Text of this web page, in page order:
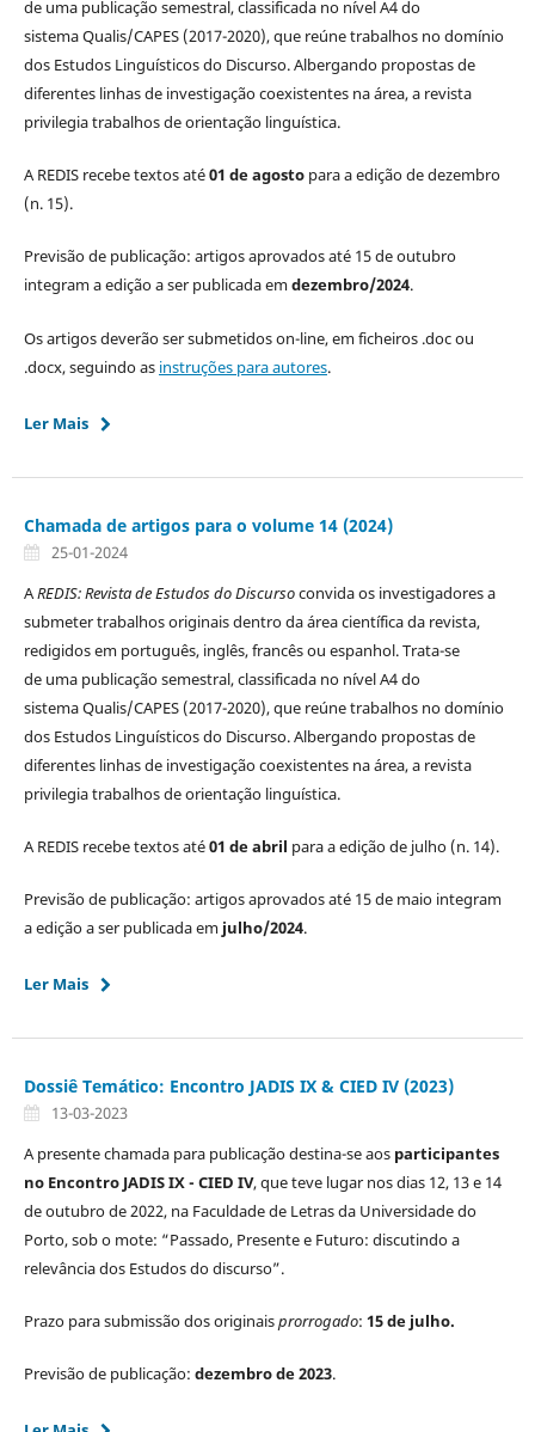
de uma publicação semestral, classificada no nível A4 do
sistema Qualis/CAPES (2017-2020), que reúne trabalhos no domínio
dos Estudos Linguísticos do Discurso. Albergando propostas de
diferentes linhas de investigação coexistentes na área, a revista
privilegia trabalhos de orientação linguística.
A REDIS recebe textos até01 de agostopara a edição de dezembro
(n. 15).
Previsão de publicação: artigos aprovados até 15 de outubro
integram a edição a ser publicada emdezembro/2024.
Os artigos deverão ser submetidos on-line, em ficheiros .doc ou
.docx, seguindo as instruções para autores.
Ler Mais
Chamada de artigos para o volume 14 (2024)
25-01-2024
AREDIS: Revista de Estudos do Discursoconvida os investigadores a
submeter trabalhos originais dentro da área científica da revista,
redigidos em português, inglês, francês ou espanhol. Trata-se
de uma publicação semestral, classificada no nível A4 do
sistema Qualis/CAPES (2017-2020), que reúne trabalhos no domínio
dos Estudos Linguísticos do Discurso. Albergando propostas de
diferentes linhas de investigação coexistentes na área, a revista
privilegia trabalhos de orientação linguística.
A REDIS recebe textos até01 de abril para a edição de julho (n. 14).
Previsão de publicação: artigos aprovados até 15 de maio integram
a edição a ser publicada em julho/2024.
Ler Mais
Dossiê Temático: Encontro JADIS IX & CIED IV (2023)
13-03-2023
A presente chamada para publicação destina-se aos participantes
no Encontro JADIS IX - CIED IV, que teve lugar nos dias 12, 13 e 14
de outubro de 2022, na Faculdade de Letras da Universidade do
Porto, sob o mote: “Passado, Presente e Futuro: discutindo a
relevância dos Estudos do discurso”.
Prazo para submissão dos originaisprorrogado: 15 de julho.
Previsão de publicação: dezembro de 2023.